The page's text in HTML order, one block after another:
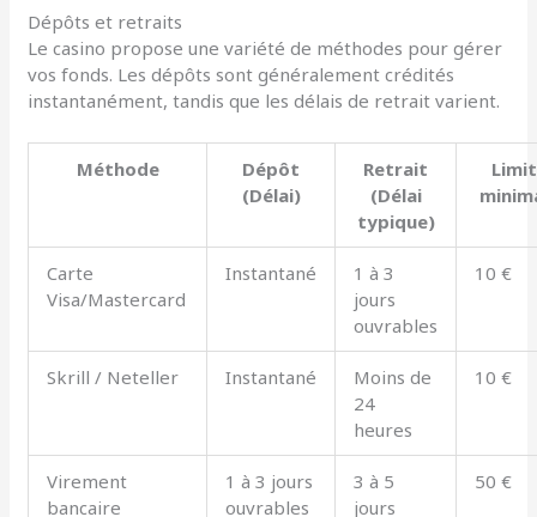
Dépôts et retraits
Le casino propose une variété de méthodes pour gérer
vos fonds. Les dépôts sont généralement crédités
instantanément, tandis que les délais de retrait varient.
Méthode
Dépôt
(Délai)
Retrait
(Délai
typique)
Carte
Visa/Mastercard
Instantané
1 à 3
jours
ouvrables
10 €
Skrill / Neteller Instantané
Moins de
24
heures
10 €
Virement
bancaire
1 à 3 jours
ouvrables
3 à 5
jours
50 €